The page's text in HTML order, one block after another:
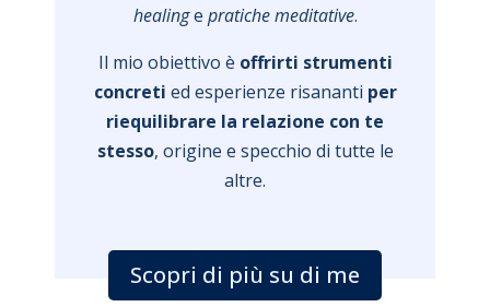
healinge pratiche meditative.
Il mio obiettivo è offrirti strumenti
concreti ed esperienze risananti per
riequilibrare la relazione con te
stesso, origine e specchio di tutte le
altre.
Scopri di più su di me